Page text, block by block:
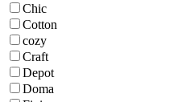
Chic
Cotton
cozy
Craft
Depot
Doma